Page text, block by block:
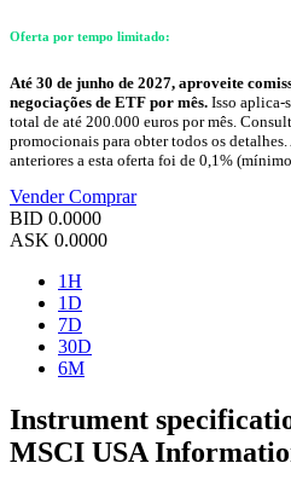
Oferta por tempo limitado:
Até 30 de junho de 2027, aproveite
negociações de ETF por mês. Isso aplica-
total de até 200.000 euros por mês.
promocionais para obter todos os
anteriores a esta oferta foi de 0,1%
VenderComprar
BID 0.0000
ASK 0.0000
1H
1D
7D
30D
6M
Instrument
MSCI USA